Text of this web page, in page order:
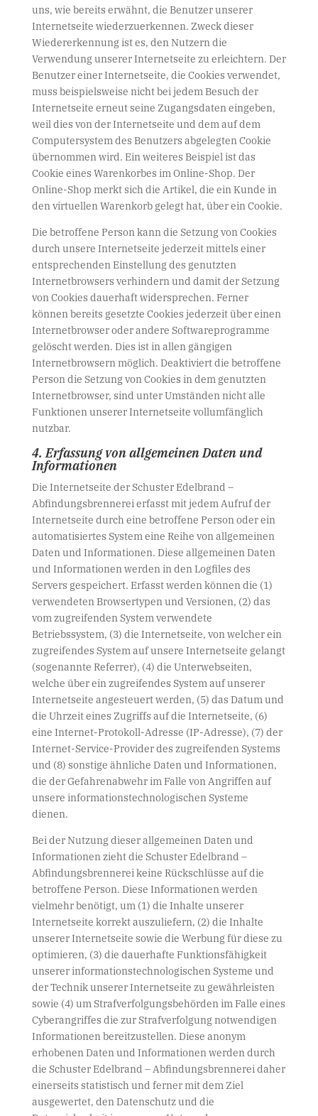
uns, wie bereits erwähnt, die Benutzer unserer
Internetseite wiederzuerkennen. Zweck dieser
Wiedererkennung ist es, den Nutzern die
Verwendung unserer Internetseite zu erleichtern. Der
Benutzer einer Internetseite, die Cookies verwendet,
muss beispielsweise nicht bei jedem Besuch der
Internetseite erneut seine Zugangsdaten eingeben,
weil dies von der Internetseite und dem auf dem
Computersystem des Benutzers abgelegten Cookie
übernommen wird. Ein weiteres Beispiel ist das
Cookie eines Warenkorbes im Online-Shop. Der
Online-Shop merkt sich die Artikel, die ein Kunde in
den virtuellen Warenkorb gelegt hat, über ein Cookie.
Die betroffene Person kann die Setzung von Cookies
durch unsere Internetseite jederzeit mittels einer
entsprechenden Einstellung des genutzten
Internetbrowsers verhindern und damit der Setzung
von Cookies dauerhaft widersprechen. Ferner
können bereits gesetzte Cookies jederzeit über einen
Internetbrowser oder andere Softwareprogramme
gelöscht werden. Dies ist in allen gängigen
Internetbrowsern möglich. Deaktiviert die betroffene
Person die Setzung von Cookies in dem genutzten
Internetbrowser, sind unter Umständen nicht alle
Funktionen unserer Internetseite vollumfänglich
nutzbar.
4. Erfassung von allgemeinen Daten und
Informationen
Die Internetseite der Schuster Edelbrand –
Abfindungsbrennerei erfasst mit jedem Aufruf der
Internetseite durch eine betroffene Person oder ein
automatisiertes System eine Reihe von allgemeinen
Daten und Informationen. Diese allgemeinen Daten
und Informationen werden in den Logfiles des
Servers gespeichert. Erfasst werden können die (1)
verwendeten Browsertypen und Versionen, (2) das
vom zugreifenden System verwendete
Betriebssystem, (3) die Internetseite, von welcher ein
zugreifendes System auf unsere Internetseite gelangt
(sogenannte Referrer), (4) die Unterwebseiten,
welche über ein zugreifendes System auf unserer
Internetseite angesteuert werden, (5) das Datum und
die Uhrzeit eines Zugriffs auf die Internetseite, (6)
eine Internet-Protokoll-Adresse (IP-Adresse), (7) der
Internet-Service-Provider des zugreifenden Systems
und (8) sonstige ähnliche Daten und Informationen,
die der Gefahrenabwehr im Falle von Angriffen auf
unsere informationstechnologischen Systeme
dienen.
Bei der Nutzung dieser allgemeinen Daten und
Informationen zieht die Schuster Edelbrand –
Abfindungsbrennerei keine Rückschlüsse auf die
betroffene Person. Diese Informationen werden
vielmehr benötigt, um (1) die Inhalte unserer
Internetseite korrekt auszuliefern, (2) die Inhalte
unserer Internetseite sowie die Werbung für diese zu
optimieren, (3) die dauerhafte Funktionsfähigkeit
unserer informationstechnologischen Systeme und
der Technik unserer Internetseite zu gewährleisten
sowie (4) um Strafverfolgungsbehörden im Falle eines
Cyberangriffes die zur Strafverfolgung notwendigen
Informationen bereitzustellen. Diese anonym
erhobenen Daten und Informationen werden durch
die Schuster Edelbrand – Abfindungsbrennerei daher
einerseits statistisch und ferner mit dem Ziel
ausgewertet, den Datenschutz und die